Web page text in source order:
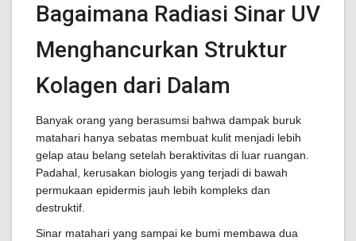
Bagaimana Radiasi Sinar UV
Menghancurkan Struktur
Kolagen dari Dalam
Banyak orang yang berasumsi bahwa dampak buruk
matahari hanya sebatas membuat kulit menjadi lebih
gelap atau belang setelah beraktivitas di luar ruangan.
Padahal, kerusakan biologis yang terjadi di bawah
permukaan epidermis jauh lebih kompleks dan
destruktif.
Sinar matahari yang sampai ke bumi membawa dua